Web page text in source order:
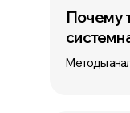
Методы
Почему